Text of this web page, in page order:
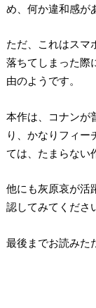
め、何か違和感が
ただ、これはスマ
落ちてしまった際
由のようです。
本作は、コナンが
り、かなりフィー
ては、たまらない
他にも灰原哀が活
認してみてくださ
最後までお読みた